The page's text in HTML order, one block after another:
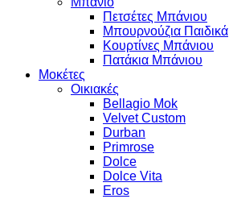
Πετσέτες Μπάνιου
Μπουρνούζια Παιδικά
Κουρτίνες Μπάνιου
Πατάκια Μπάνιου
Μοκέτες
Οικιακές
Bellagio Mok
Velvet Custom
Durban
Primrose
Dolce
Dolce Vita
Eros